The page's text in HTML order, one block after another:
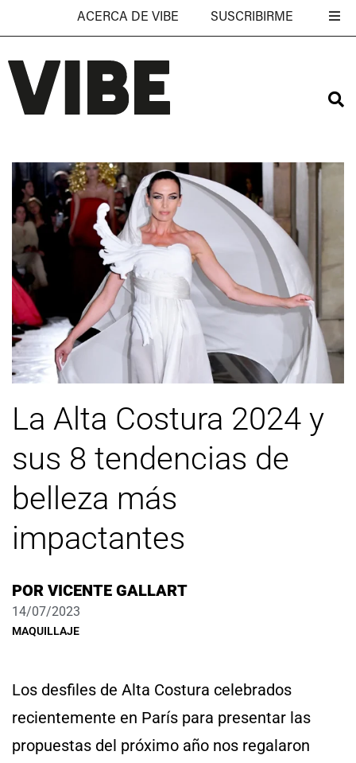
ACERCA DE VIBE SUSCRIBIRME
La Alta Costura 2024 y
sus 8 tendencias de
belleza más
impactantes
POR VICENTE GALLART
14/07/2023
MAQUILLAJE
Los desfiles de Alta Costura celebrados
recientemente en París para presentar las
propuestas del próximo año nos regalaron